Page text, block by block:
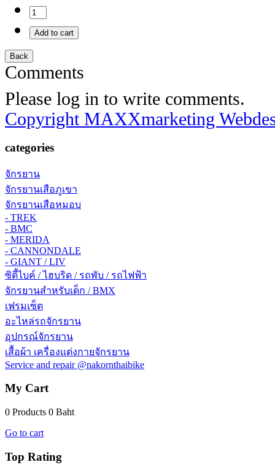
Comments
Please log in to write comments.
Copyright MAXXmarketing
categories
จักรยาน
จักรยานเสือภูเขา
จักรยานเสือหมอบ
- TREK
- BMC
- MERIDA
- CANNONDALE
- GIANT / LIV
ซิตี้ไบค์ / ไฮบริด / รถพับ / รถไฟฟ้า
จักรยานสำหรับเด็ก / BMX
เฟรมเซ็ต
อะไหล่รถจักรยาน
อุปกรณ์จักรยาน
เสื้อผ้า เครื่องแต่งกายจักรยาน
Service and repair @nakornthaibike
My Cart
0 Products 0 Baht
Go to cart
Top Rating